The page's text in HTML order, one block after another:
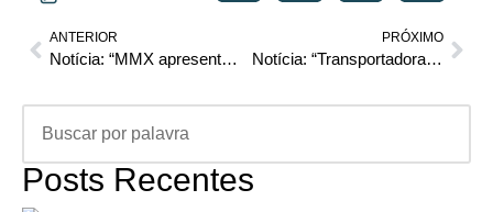
ANTERIOR
Notícia: “MMX apresenta plano de recuperação judicial à 4ª Vara Empresarial do RJ”
PRÓXIMO
Notícia: “Transportadora de MT entra em recuperação judicial”
Posts Recentes